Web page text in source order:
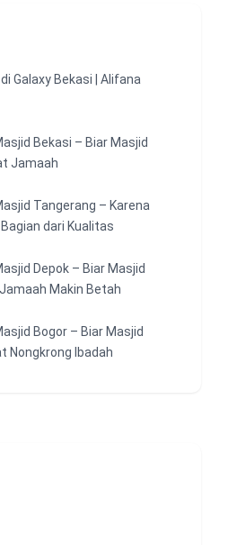
Galaxy Bekasi | Alifana
Bekasi – Biar Masjid
Jamaah
Tangerang – Karena
dari Kualitas
Depok – Biar Masjid
Makin Betah
Bogor – Biar Masjid
Nongkrong Ibadah